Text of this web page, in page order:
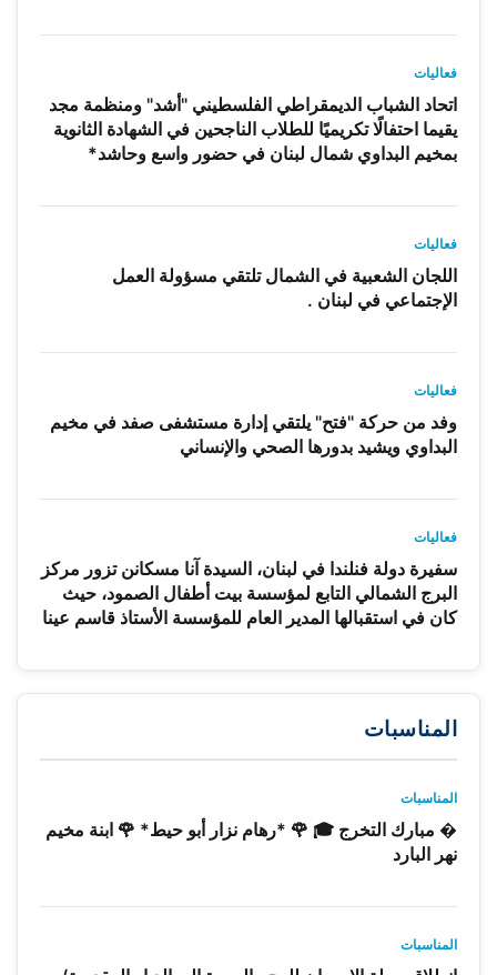
فعاليات
اتحاد الشباب الديمقراطي الفلسطيني "أشد" ومنظمة مجد
يقيما احتفالًا تكريميًا للطلاب الناجحين في الشهادة الثانوية
بمخيم البداوي شمال لبنان في حضور واسع وحاشد*
فعاليات
اللجان الشعبية في الشمال تلتقي مسؤولة العمل
الإجتماعي في لبنان .
فعاليات
وفد من حركة "فتح" يلتقي إدارة مستشفى صفد في مخيم
البداوي ويشيد بدورها الصحي والإنساني
فعاليات
سفيرة دولة فنلندا في لبنان، السيدة آنا مسكانن تزور مركز
البرج الشمالي التابع لمؤسسة بيت أطفال الصمود، حيث
كان في استقبالها المدير العام للمؤسسة الأستاذ قاسم عينا
المناسبات
المناسبات
� مبارك التخرج 🎓 🌹 *رهام نزار أبو حيط* 🌹 ابنة مخيم
نهر البارد
المناسبات